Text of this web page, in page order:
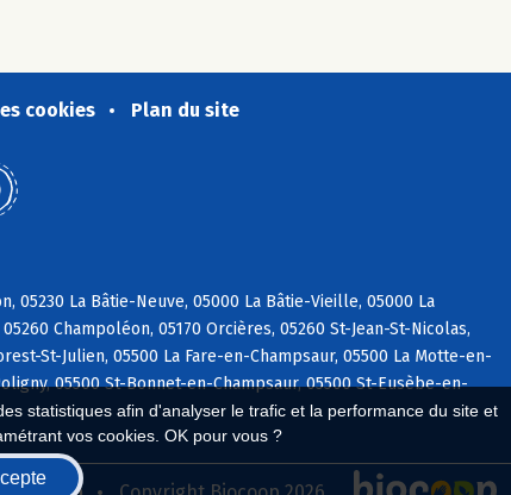
statistiques afin d'analyser le trafic et la performance du site et
vos cookies. OK pour vous ?
cookies Plan du site
05230 La Bâtie-Neuve, 05000 La Bâtie-Vieille, 05000 La
Champoléon, 05170 Orcières, 05260 St-Jean-St-Nicolas,
St-Julien, 05500 La Fare-en-Champsaur, 05500 La Motte-en-
05500 St-Bonnet-en-Champsaur, 05500 St-Eusèbe-en-